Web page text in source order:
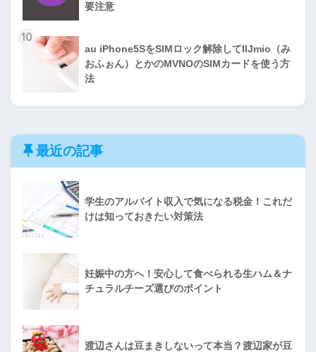
要注意
10
au iPhone5SをSIMロック解除してIIJmio（み
おふぉん）とかのMVNOのSIMカードを使う方
法
最近の記事
学生のアルバイト収入で気になる税金！これだ
けは知っておきたい対策法
妊娠中の方へ！安心して食べられる生ハム＆ナ
チュラルチーズ選びのポイント
渡辺さんは豆まきしないって本当？渡辺家が豆